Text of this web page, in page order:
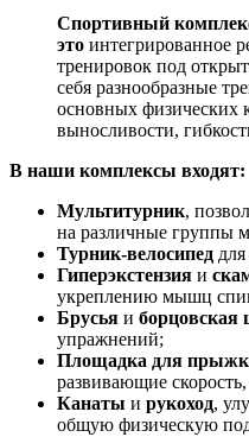
Спортивный
это интегрированное
тренировок под
себя разнообразные
основных физических
выносливости,
В наши комплексы входят:
Мультитурник,
на различные группы
Турник-велосипед
Гиперэкстензия и
укреплению мышц
Брусья и борцовская
упражнений;
Площадка для
развивающие
Канаты и рукоход,
общую физическую